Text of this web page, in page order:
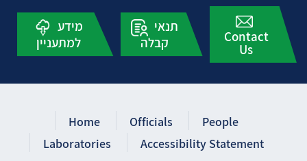
מידע
למתעניין
תנאי
קבלה
Contact
Us
Home Officials
People
Laboratories
Accessibility Statement